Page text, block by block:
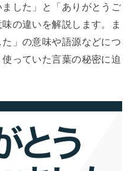
した」と「ありがとうご
の違いを解説します。ま
」の意味や語源などにつ
っていた言葉の秘密に迫